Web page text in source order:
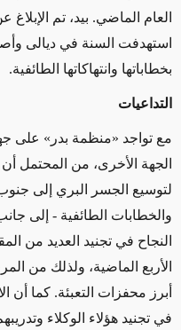
العام الماضي. بيد، تم الإبلاغ
استهدفت السنة في ديالى
بخطاباتها وانتهاكاتها الطائفية.
التداعيات
مع تواجد «منظمة بدر» على
الجهة الأخرى، من المحتمل
لتوسيع الجسر البري إلى
والخطابات الطائفية - إلى
النجاح في تجنيد العديد من
الأربع الماضية، ولذلك من
أبرز محفزات التعبئة. كما أن
في تجنيد هؤلاء الوكلاء